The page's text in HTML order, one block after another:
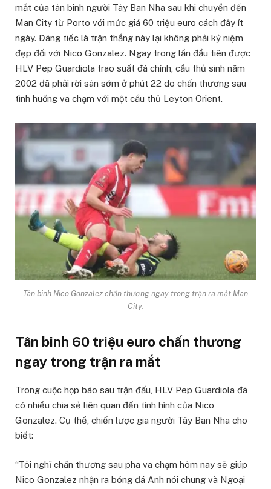
mắt của tân binh người Tây Ban Nha sau khi chuyển đến
Man City từ Porto với mức giá 60 triệu euro cách đây ít
ngày. Đáng tiếc là trận thắng này lại không phải kỷ niệm
đẹp đối với Nico Gonzalez. Ngay trong lần đầu tiên được
HLV Pep Guardiola trao suất đá chính, cầu thủ sinh năm
2002 đã phải rời sân sớm ở phút 22 do chấn thương sau
tình huống va chạm với một cầu thủ Leyton Orient.
Tân binh Nico Gonzalez chấn thương ngay trong trận ra mắt Man
City.
Tân binh 60 triệu euro chấn thương
ngay trong trận ra mắt
Trong cuộc họp báo sau trận đấu, HLV Pep Guardiola đã
có nhiều chia sẻ liên quan đến tình hình của Nico
Gonzalez. Cụ thể, chiến lược gia người Tây Ban Nha cho
biết:
“Tôi nghĩ chấn thương sau pha va chạm hôm nay sẽ giúp
Nico Gonzalez nhận ra bóng đá Anh nói chung và Ngoại